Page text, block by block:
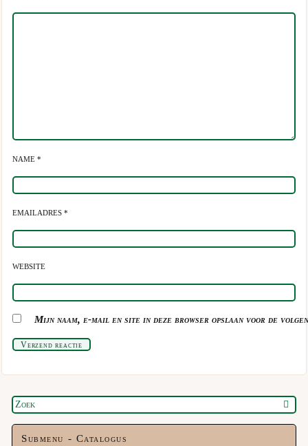
NAME *
EMAILADRES *
WEBSITE
Mijn naam, e-mail en site in deze browser opslaan voor de
Verzend reactie
Submenu - Catalogus